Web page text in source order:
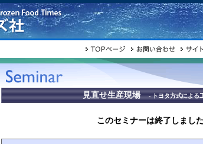
見直せ生産現場- トヨタ方式による
このセミナーは終了しました